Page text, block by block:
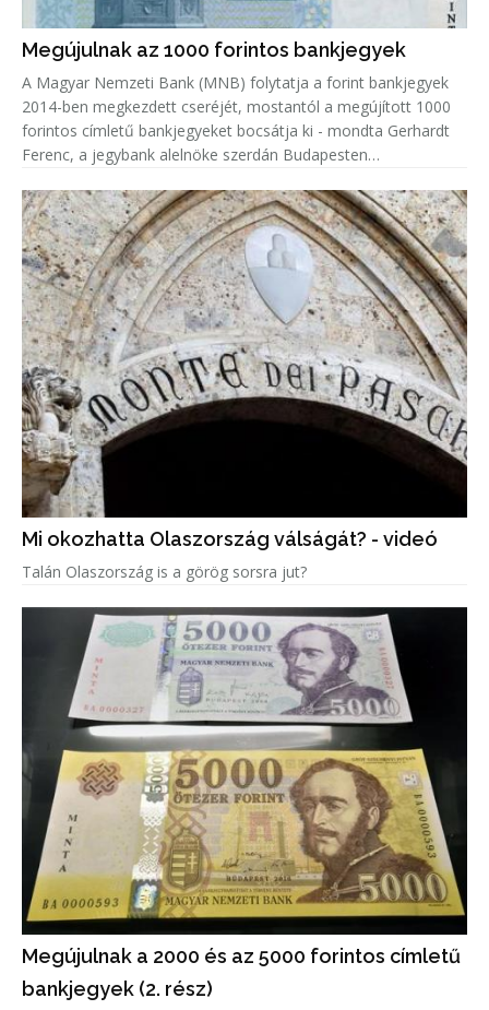
Megújulnak az 1000 forintos bankjegyek
A Magyar Nemzeti Bank (MNB) folytatja a forint bankjegyek
2014-ben megkezdett cseréjét, mostantól a megújított 1000
forintos címletű bankjegyeket bocsátja ki - mondta Gerhardt
Ferenc, a jegybank alelnöke szerdán Budapesten
Mi okozhatta Olaszország válságát? - videó
Talán Olaszország is a görög sorsra jut?
Megújulnak a 2000 és az 5000 forintos címletű
bankjegyek (2. rész)